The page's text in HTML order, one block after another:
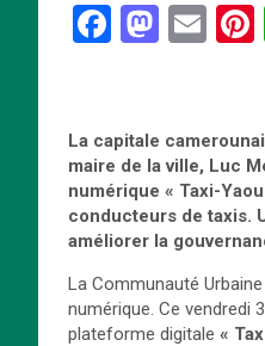
F
b
o
o
k
M
o
d
o
n
E
La capitale
maire de la ville, Luc
numérique « Taxi-
conducteurs de taxis.
améliorer la
La Communauté
numérique. Ce vendredi
plateforme digitale «